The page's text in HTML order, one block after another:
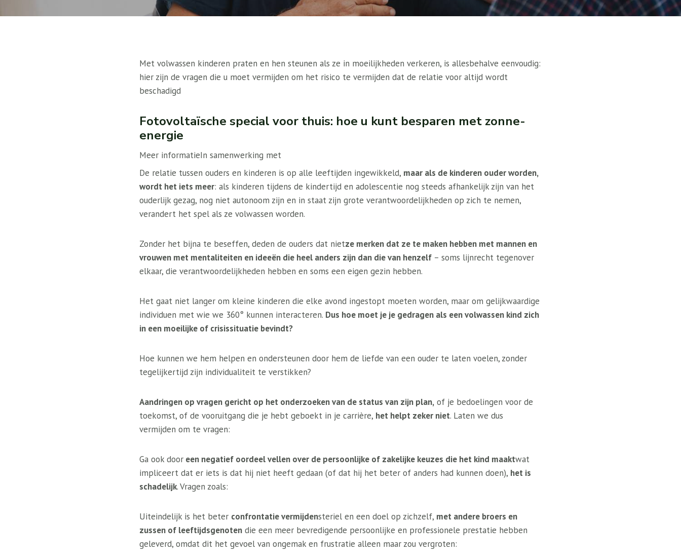
Met volwassen kinderen praten en hen steunen als ze in moeilijkheden verkeren, is allesbehalve eenvoudig:
hier zijn de vragen die u moet vermijden om het risico te vermijden dat de relatie voor altijd wordt
beschadigd
Fotovoltaïsche special voor thuis: hoe u kunt besparen met zonne-
energie
Meer informatieIn samenwerking met
De relatie tussen ouders en kinderen is op alle leeftijden ingewikkeld, maar als de kinderen ouder worden,
wordt het iets meer: als kinderen tijdens de kindertijd en adolescentie nog steeds afhankelijk zijn van het
ouderlijk gezag, nog niet autonoom zijn en in staat zijn grote verantwoordelijkheden op zich te nemen,
verandert het spel als ze volwassen worden.
Zonder het bijna te beseffen, deden de ouders dat nietze merken dat ze te maken hebben met mannen en
vrouwen met mentaliteiten en ideeën die heel anders zijn dan die van henzelf – soms lijnrecht tegenover
elkaar, die verantwoordelijkheden hebben en soms een eigen gezin hebben.
Het gaat niet langer om kleine kinderen die elke avond ingestopt moeten worden, maar om gelijkwaardige
individuen met wie we 360° kunnen interacteren. Dus hoe moet je je gedragen als een volwassen kind zich
in een moeilijke of crisissituatie bevindt?
Hoe kunnen we hem helpen en ondersteunen door hem de liefde van een ouder te laten voelen, zonder
tegelijkertijd zijn individualiteit te verstikken?
Aandringen op vragen gericht op het onderzoeken van de status van zijn plan, of je bedoelingen voor de
toekomst, of de vooruitgang die je hebt geboekt in je carrière, het helpt zeker niet. Laten we dus
vermijden om te vragen:
Ga ook door een negatief oordeel vellen over de persoonlijke of zakelijke keuzes die het kind maaktwat
impliceert dat er iets is dat hij niet heeft gedaan (of dat hij het beter of anders had kunnen doen), het is
schadelijk. Vragen zoals:
Uiteindelijk is het beter confrontatie vermijdensteriel en een doel op zichzelf, met andere broers en
zussen of leeftijdsgenoten die een meer bevredigende persoonlijke en professionele prestatie hebben
geleverd, omdat dit het gevoel van ongemak en frustratie alleen maar zou vergroten: